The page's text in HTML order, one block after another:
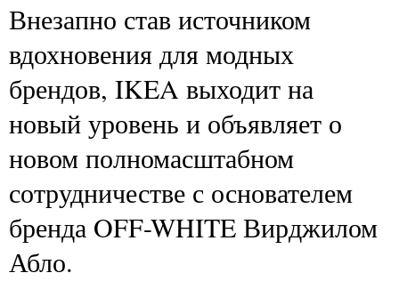
Внезапно став источником
вдохновения для модных
брендов, IKEA выходит на
новый уровень и объявляет о
новом полномасштабном
сотрудничестве с основателем
бренда OFF-WHITE Вирджилом
Абло.